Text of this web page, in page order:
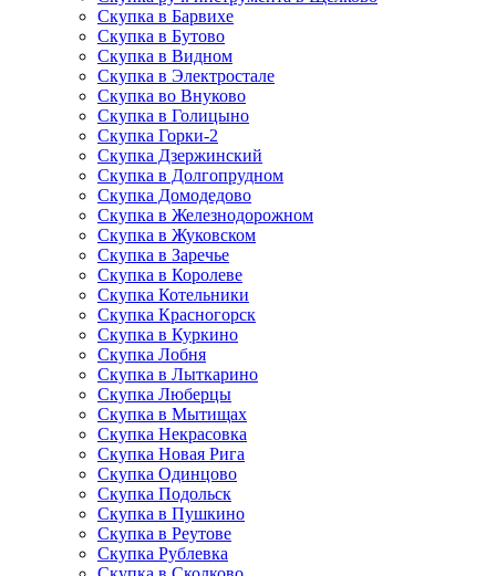
Скупка в Барвихе
Скупка в Бутово
Скупка в Видном
Скупка в Электростале
Скупка во Внуково
Скупка в Голицыно
Скупка Горки-2
Скупка Дзержинский
Скупка в Долгопрудном
Скупка Домодедово
Скупка в Железнодорожном
Скупка в Жуковском
Скупка в Заречье
Скупка в Королеве
Скупка Котельники
Скупка Красногорск
Скупка в Куркино
Скупка Лобня
Скупка в Лыткарино
Скупка Люберцы
Скупка в Мытищах
Скупка Некрасовка
Скупка Новая Рига
Скупка Одинцово
Скупка Подольск
Скупка в Пушкино
Скупка в Реутове
Скупка Рублевка